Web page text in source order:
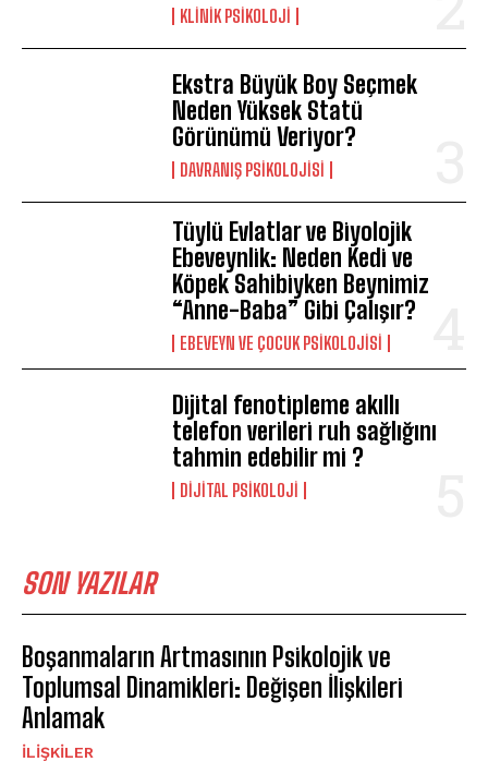
KLINIK PSIKOLOJI
Ekstra Büyük Boy Seçmek
Neden Yüksek Statü
Görünümü Veriyor?
DAVRANIŞ PSIKOLOJISI
Tüylü Evlatlar ve Biyolojik
Ebeveynlik: Neden Kedi ve
Köpek Sahibiyken Beynimiz
“Anne-Baba” Gibi Çalışır?
EBEVEYN VE ÇOCUK PSIKOLOJISI
Dijital fenotipleme akıllı
telefon verileri ruh sağlığını
tahmin edebilir mi ?
DIJITAL PSIKOLOJI
SON YAZILAR
Boşanmaların Artmasının Psikolojik ve
Toplumsal Dinamikleri: Değişen İlişkileri
Anlamak
İLIŞKILER